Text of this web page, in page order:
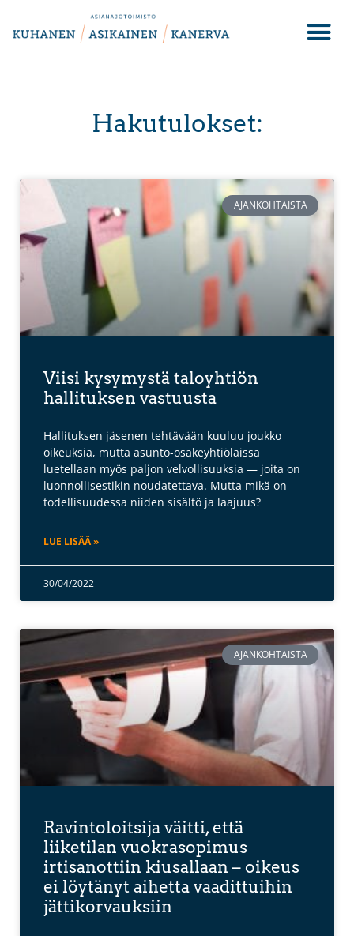
Hakutulokset:
AJANKOHTAISTA
Viisi kysymystä taloyhtiön
hallituksen vastuusta
Hallituksen jäsenen tehtävään kuuluu joukko
oikeuksia, mutta asunto-osakeyhtiölaissa
luetellaan myös paljon velvollisuuksia — joita on
luonnollisestikin noudatettava. Mutta mikä on
todellisuudessa niiden sisältö ja laajuus?
LUE LISÄÄ »
30/04/2022
AJANKOHTAISTA
Ravintoloitsija väitti, että
liiketilan vuokrasopimus
irtisanottiin kiusallaan – oikeus
ei löytänyt aihetta vaadittuihin
jättikorvauksiin